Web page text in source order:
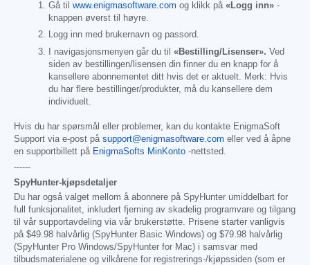
Gå til www.enigmasoftware.com og klikk på «Logg inn» -
knappen øverst til høyre.
Logg inn med brukernavn og passord.
I navigasjonsmenyen går du til «Bestilling/Lisenser». Ved
siden av bestillingen/lisensen din finner du en knapp for å
kansellere abonnementet ditt hvis det er aktuelt. Merk: Hvis
du har flere bestillinger/produkter, må du kansellere dem
individuelt.
Hvis du har spørsmål eller problemer, kan du kontakte EnigmaSoft
Support via e-post på support@enigmasoftware.com eller ved å åpne
en supportbillett på EnigmaSofts MinKonto -nettsted.
------
SpyHunter-kjøpsdetaljer
Du har også valget mellom å abonnere på SpyHunter umiddelbart for
full funksjonalitet, inkludert fjerning av skadelig programvare og tilgang
til vår supportavdeling via vår brukerstøtte. Prisene starter vanligvis
på $49.98 halvårlig (SpyHunter Basic Windows) og $79.98 halvårlig
(SpyHunter Pro Windows/SpyHunter for Mac) i samsvar med
tilbudsmaterialene og vilkårene for registrerings-/kjøpssiden (som er